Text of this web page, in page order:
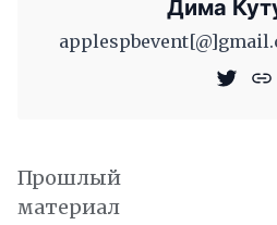
Дима
Прошлый
материал